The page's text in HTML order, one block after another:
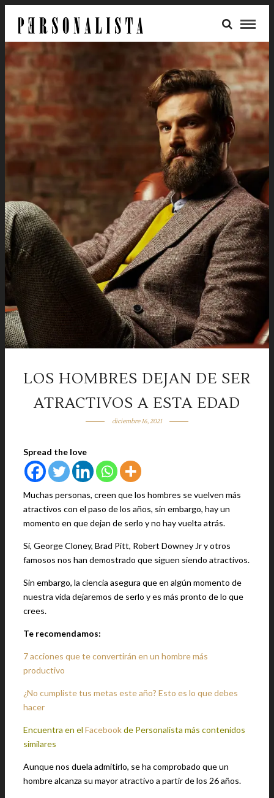
LOS HOMBRES DEJAN DE SER
ATRACTIVOS A ESTA EDAD
diciembre 16, 2021
Spread the love
Muchas personas, creen que los hombres se vuelven más
atractivos con el paso de los años, sin embargo, hay un
momento en que dejan de serlo y no hay vuelta atrás.
Sí, George Cloney, Brad Pitt, Robert Downey Jr y otros
famosos nos han demostrado que siguen siendo atractivos.
Sin embargo, la ciencia asegura que en algún momento de
nuestra vida dejaremos de serlo y es más pronto de lo que
crees.
Te recomendamos:
7 acciones que te convertirán en un hombre más
productivo
¿No cumpliste tus metas este año? Esto es lo que debes
hacer
Encuentra en el Facebookde Personalista más contenidos
similares
Aunque nos duela admitirlo, se ha comprobado que un
hombre alcanza su mayor atractivo a partir de los 26 años.